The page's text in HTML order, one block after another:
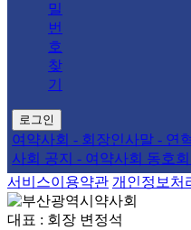
밀
번
호
찾
기
로그인
여약사회 - 회장인사말 - 연
사회 공지 - 여약사회 동호회
서비스이용약관 개인정보처
대표 : 회장 변정석